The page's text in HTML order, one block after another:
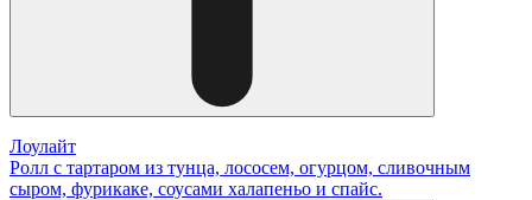
Лоулайт
Ролл с тартаром из тунца, лососем, огурцом, сливочным
сыром, фурикаке, соусами халапеньо и спайс.